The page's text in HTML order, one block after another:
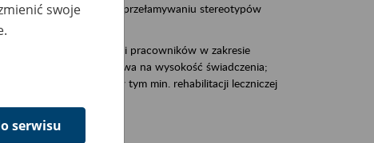
dbaniu o zdrowie oraz przełamywaniu stereotypów
pracodawców i pracowników w zakresie
Polsce – tego co wpływa na wysokość świadczenia;
i prewencji rentowej w tym min. rehabilitacji leczniczej
edukuje:
swoje
serwisu